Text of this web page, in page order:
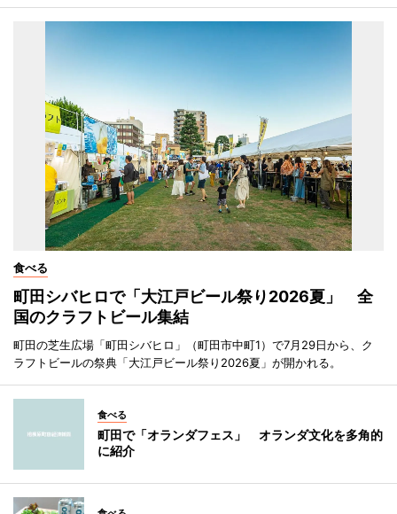
食べる
町田シバヒロで「大江戸ビール祭り2026夏」 全
国のクラフトビール集結
町田の芝生広場「町田シバヒロ」（町田市中町1）で7月29日から、ク
ラフトビールの祭典「大江戸ビール祭り2026夏」が開かれる。
食べる
町田で「オランダフェス」 オランダ文化を多角的
に紹介